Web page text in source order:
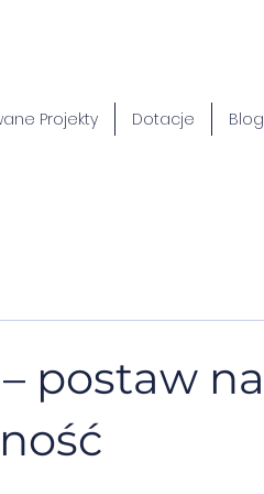
Projekty Dotacje Blog
postaw na